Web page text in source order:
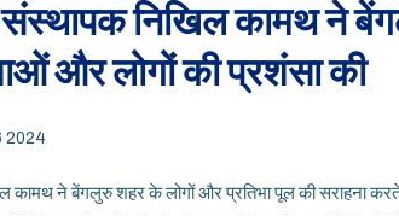
निखिल कामथ ने
और लोगों की प्रशंसा की
2024
ने बेंगलुरु शहर के लोगों और प्रतिभा पूल की सराहना करते